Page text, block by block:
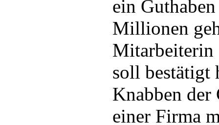
ein
Millionen
Mitarbeiterin
soll bestätigt
Knabben der
einer Firma